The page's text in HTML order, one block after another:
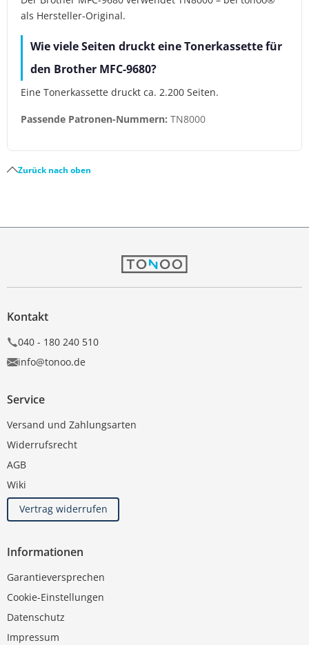
als Hersteller-Original.
Wie viele Seiten druckt eine Tonerkassette für
den Brother MFC-9680?
Eine Tonerkassette druckt ca. 2.200 Seiten.
Passende Patronen-Nummern: TN8000
Zurück nach oben
Kontakt
040 - 180 240 510
info@tonoo.de
Service
Versand und Zahlungsarten
Widerrufsrecht
AGB
Wiki
Vertrag widerrufen
Informationen
Garantieversprechen
Cookie-Einstellungen
Datenschutz
Impressum